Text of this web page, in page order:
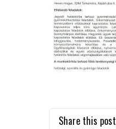
Share this post